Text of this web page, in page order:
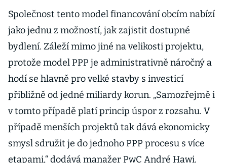
Společnost tento model financování obcím nabízí
jako jednu z možností, jak zajistit dostupné
bydlení. Záleží mimo jiné na velikosti projektu,
protože model PPP je administrativně náročný a
hodí se hlavně pro velké stavby s investicí
přibližně od jedné miliardy korun. „Samozřejmě i
v tomto případě platí princip úspor z rozsahu. V
případě menších projektů tak dává ekonomicky
smysl sdružit je do jednoho PPP procesu s více
etapami,“ dodává manažer PwC André Hawi.